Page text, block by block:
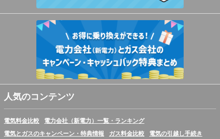
人気のコンテンツ
電気料金比較
電力会社（新電力）一覧・ランキング
電気とガスのキャンペーン・特典情報
ガス料金比較
電気の引越し手続き